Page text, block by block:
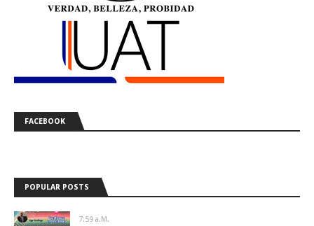
FACEBOOK
POPULAR POSTS
7:59 A.m.